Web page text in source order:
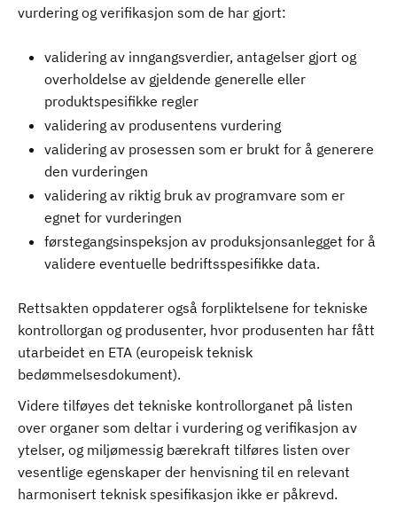
vurdering og verifikasjon som de har gjort:
validering av inngangsverdier, antagelser gjort og
overholdelse av gjeldende generelle eller
produktspesifikke regler
validering av produsentens vurdering
validering av prosessen som er brukt for å generere
den vurderingen
validering av riktig bruk av programvare som er
egnet for vurderingen
førstegangsinspeksjon av produksjonsanlegget for å
validere eventuelle bedriftsspesifikke data.
Rettsakten oppdaterer også forpliktelsene for tekniske
kontrollorgan og produsenter, hvor produsenten har fått
utarbeidet en ETA (europeisk teknisk
bedømmelsesdokument).
Videre tilføyes det tekniske kontrollorganet på listen
over organer som deltar i vurdering og verifikasjon av
ytelser, og miljømessig bærekraft tilføres listen over
vesentlige egenskaper der henvisning til en relevant
harmonisert teknisk spesifikasjon ikke er påkrevd.